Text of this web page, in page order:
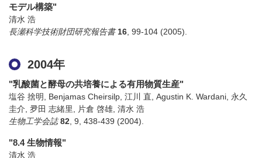
モデル構築"
清水 浩
長瀬科学技術財団研究報告書 16 99-104 (2005)
2004年
"乳酸菌と酵母の共培養による有用物質生産"
塩谷 捨明, Benjamas Cheirsilp, 江川 直, Agustin K. Wardani, 永久
圭介, 夛田 志緒里, 片倉 啓雄, 清水 浩
生物工学会誌 82 9 438-439 (2004)
"8.4 生物情報"
清水 浩